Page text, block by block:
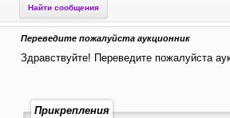
Найти сообщения
Переведите пожалуйста аукционник
Здравствуйте! Переведите пожалуйста
Прикрепления